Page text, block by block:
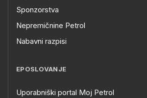
Sponzorstva
Nepremičnine Petrol
Nabavni razpisi
EPOSLOVANJE
Uporabniški portal Moj Petrol